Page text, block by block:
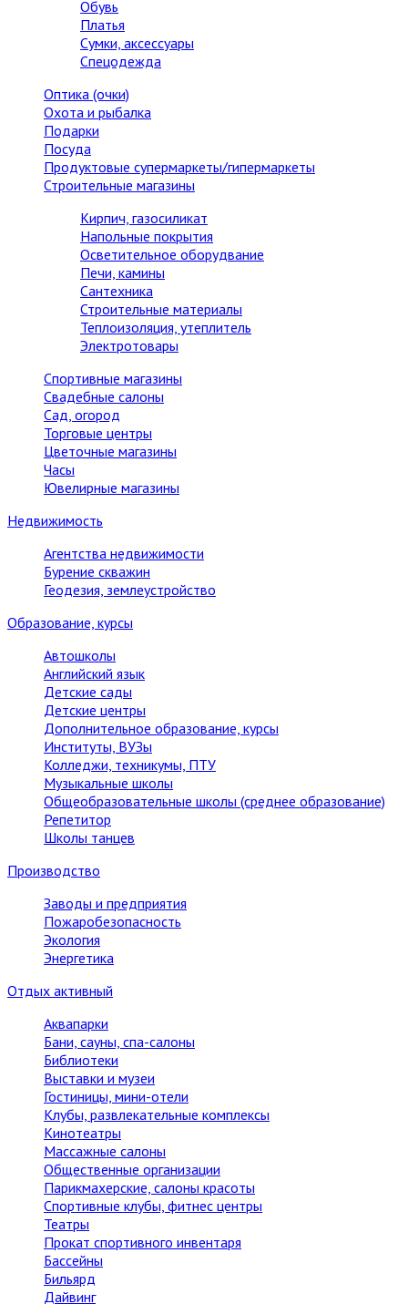
Обувь
Платья
Сумки, аксессуары
Спецодежда
Оптика (очки)
Охота и рыбалка
Подарки
Посуда
Продуктовые супермаркеты/гипермаркеты
Строительные магазины
Кирпич, газосиликат
Напольные покрытия
Осветительное оборудвание
Печи, камины
Сантехника
Строительные материалы
Теплоизоляция, утеплитель
Электротовары
Спортивные магазины
Свадебные салоны
Сад, огород
Торговые центры
Цветочные магазины
Часы
Ювелирные магазины
Недвижимость
Агентства недвижимости
Бурение скважин
Геодезия, землеустройство
Образование, курсы
Автошколы
Английский язык
Детские сады
Детские центры
Дополнительное образование, курсы
Институты, ВУЗы
Колледжи, техникумы, ПТУ
Музыкальные школы
Общеобразовательные школы (среднее образование)
Репетитор
Школы танцев
Производство
Заводы и предприятия
Пожаробезопасность
Экология
Энергетика
Отдых активный
Аквапарки
Бани, сауны, спа-салоны
Библиотеки
Выставки и музеи
Гостиницы, мини-отели
Клубы, развлекательные комплексы
Кинотеатры
Массажные салоны
Общественные организации
Парикмахерские, салоны красоты
Спортивные клубы, фитнес центры
Театры
Прокат спортивного инвентаря
Бассейны
Бильярд
Дайвинг